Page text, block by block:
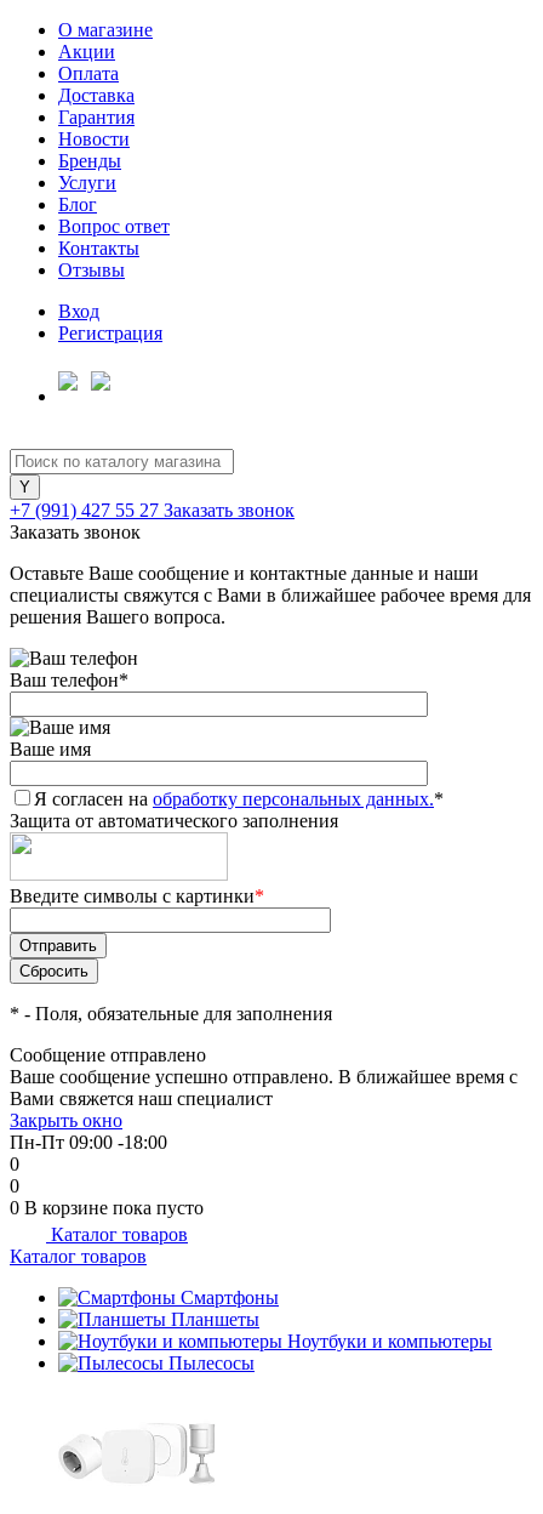
О магазине
Акции
Оплата
Доставка
Гарантия
Новости
Бренды
Услуги
Блог
Вопрос ответ
Контакты
Отзывы
Вход
Регистрация
+7 (991) 427 55 27 Заказать звонок
Заказать звонок
Оставьте Ваше сообщение и контактные данные и наши
специалисты свяжутся с Вами в ближайшее рабочее время для
решения Вашего вопроса.
Ваш телефон*
Ваше имя
Я согласен на обработку персональных данных.*
Защита от автоматического заполнения
Введите символы с картинки*
* - Поля, обязательные для заполнения
Сообщение отправлено
Ваше сообщение успешно отправлено. В ближайшее время с
Вами свяжется наш специалист
Закрыть окно
Пн-Пт 09:00 -18:00
0
0
0 В корзине пока пусто
Каталог товаров
Каталог товаров
Смартфоны
Планшеты
Ноутбуки и компьютеры
Пылесосы